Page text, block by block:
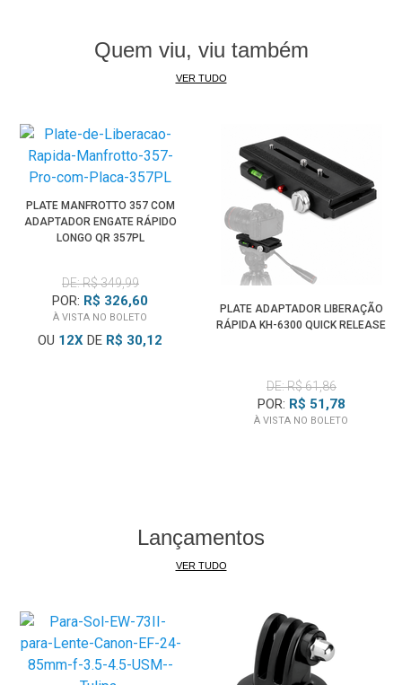
Quem viu, viu também
VER TUDO
PLATE MANFROTTO 357 COM
ADAPTADOR ENGATE RÁPIDO
LONGO QR 357PL
DE: R$ 349,99
POR: R$ 326,60
À VISTA NO BOLETO
OU 12X DE R$ 30,12
PLATE ADAPTADOR LIBERAÇÃO
RÁPIDA KH-6300 QUICK RELEASE
DE: R$ 61,86
POR: R$ 51,78
À VISTA NO BOLETO
Lançamentos
VER TUDO